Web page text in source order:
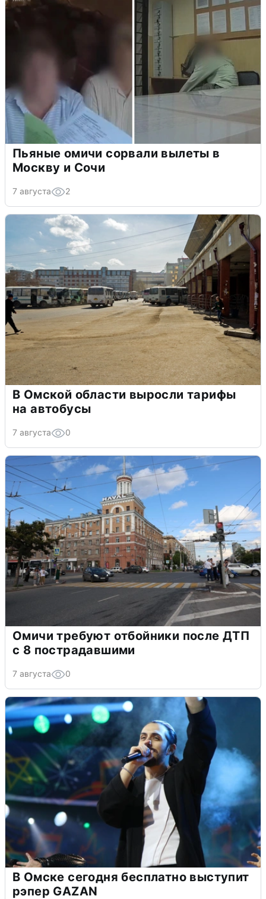
Пьяные омичи сорвали вылеты в
Москву и Сочи
7 августа 2
В Омской области выросли тарифы
на автобусы
7 августа 0
Омичи требуют отбойники после ДТП
с 8 пострадавшими
7 августа 0
В Омске сегодня бесплатно выступит
рэпер GAZAN